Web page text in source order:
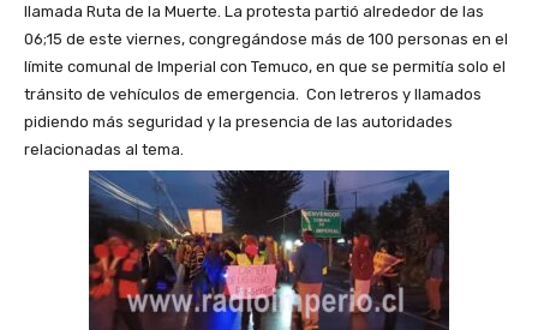
llamada Ruta de la Muerte. La protesta partió alrededor de las
06;15 de este viernes, congregándose más de 100 personas en el
límite comunal de Imperial con Temuco, en que se permitía solo el
tránsito de vehículos de emergencia. Con letreros y llamados
pidiendo más seguridad y la presencia de las autoridades
relacionadas al tema.